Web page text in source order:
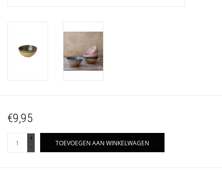
€9,95
+
-
TOEVOEGEN AAN WINKELWAGEN